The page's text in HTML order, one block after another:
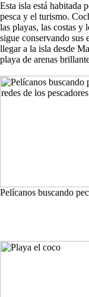
Esta isla está habitada
pesca y el turismo.
las playas, las costas y
sigue conservando sus
llegar a la isla desde
playa de arenas
Pelícanos buscando